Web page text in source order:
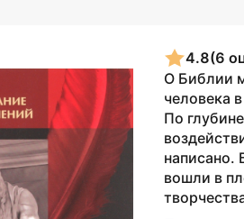
4.8(6
О Библии
человека
По
написано.
вошли в